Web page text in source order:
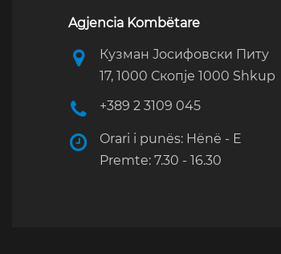
Agjencia Kombëtare
Кузман Јосифовски Питу
17, 1000 Скопје 1000 Shkup
+389 2 3109 045
Orari i punës: Hënë - E
Premte: 7.30 - 16.30